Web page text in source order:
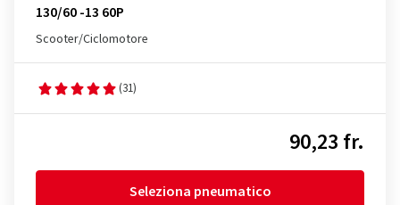
130/60 -13 60P
Scooter/Ciclomotore
(31)
90,23 fr.
Seleziona pneumatico